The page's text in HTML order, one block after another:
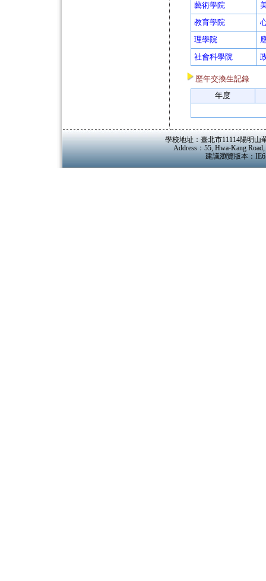
藝術學院
教育學院
理學院
社會科學院
歷年交換生記錄
年度
學校地址：臺北市11114陽明山
Address：55, Hwa-Kang
建議瀏覽版本：